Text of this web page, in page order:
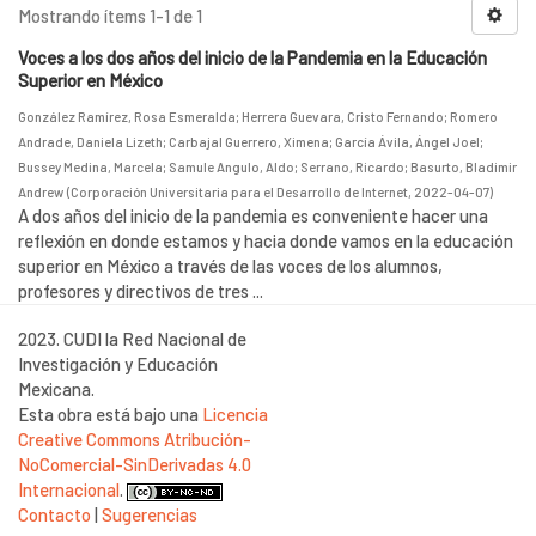
Mostrando ítems 1-1 de 1
Voces a los dos años del inicio de la Pandemia en la Educación
Superior en México
González Ramírez, Rosa Esmeralda; Herrera Guevara, Cristo Fernando; Romero
Andrade, Daniela Lizeth; Carbajal Guerrero, Ximena; García Ávila, Ángel Joel;
Bussey Medina, Marcela; Samule Angulo, Aldo; Serrano, Ricardo; Basurto, Bladimir
Andrew (Corporación Universitaria para el Desarrollo de Internet, 2022-04-07)
A dos años del inicio de la pandemia es conveniente hacer una
reflexión en donde estamos y hacia donde vamos en la educación
superior en México a través de las voces de los alumnos,
profesores y directivos de tres ...
2023. CUDI la Red Nacional de
Investigación y Educación
Mexicana.
Esta obra está bajo una Licencia
Creative Commons Atribución-
NoComercial-SinDerivadas 4.0
Internacional.
Contacto |Sugerencias